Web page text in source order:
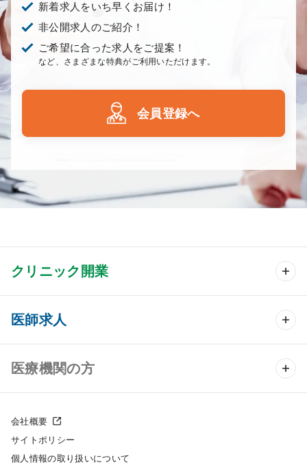
新着求人をいち早くお届け！
非公開求人のご紹介！
ご希望に合った求人をご提案！
など、さまざまな特典がご利用いただけます。
会員登録へ
クリニック開業
クリニック開業 TOP
クリニック物件検索
クリニックの開業スタイル
クリニック開業までの流れ
医師求人
医師求人 TOP
常勤求人検索
医療機関の方
採用をお考えの医療機関の方
会社概要
サイトポリシー
個人情報の取り扱いについて